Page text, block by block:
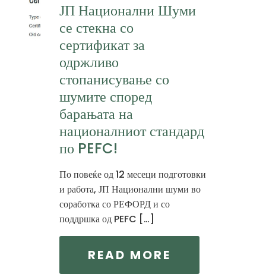
ЈП Национални Шуми
се стекна со
сертификат за
одржливо
стопанисување со
шумите според
барањата на
националниот стандард
по PEFC!
По повеќе од 12 месеци подготовки
и работа, ЈП Национални шуми во
соработка со РЕФОРД и со
поддршка од PEFC […]
READ MORE